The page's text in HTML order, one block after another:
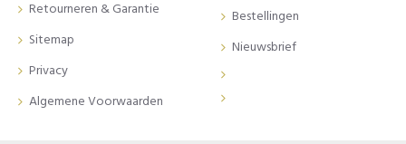
Retourneren & Garantie
Sitemap
Privacy
Algemene Voorwaarden
Bestellingen
Nieuwsbrief